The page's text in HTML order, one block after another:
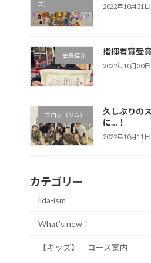
ズ）
2022年10月31日
会員紹介 指揮者賞受賞
2022年10月30日
ブログ（ジム）
久しぶりの
に…！
2022年10月11日
カテゴリー
iida-ism
What's new！
【キッズ】 コース案内